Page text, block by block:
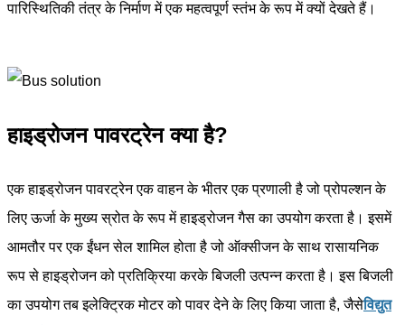
पारिस्थितिकी तंत्र के निर्माण में एक महत्वपूर्ण स्तंभ के रूप में क्यों देखते हैं।
हाइड्रोजन पावरट्रेन क्या है?
एक हाइड्रोजन पावरट्रेन एक वाहन के भीतर एक प्रणाली है जो प्रोपल्शन के
लिए ऊर्जा के मुख्य स्रोत के रूप में हाइड्रोजन गैस का उपयोग करता है। इसमें
आमतौर पर एक ईंधन सेल शामिल होता है जो ऑक्सीजन के साथ रासायनिक
रूप से हाइड्रोजन को प्रतिक्रिया करके बिजली उत्पन्न करता है। इस बिजली
का उपयोग तब इलेक्ट्रिक मोटर को पावर देने के लिए किया जाता है, जैसेविद्युत